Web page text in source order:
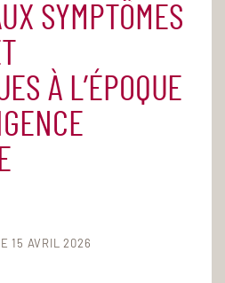
SYMPTÔMES
À L’ÉPOQUE
15 AVRIL 2026